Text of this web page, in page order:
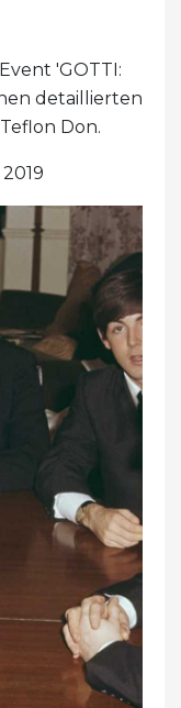
'GOTTI:
detaillierten
Don.